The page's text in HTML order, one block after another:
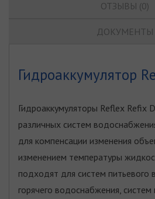
ОТЗЫВЫ (0)
ДОКУМЕНТЫ
Гидроаккумулятор
Гидроаккумуляторы Reflex Refix
различных систем
для компенсации изменения
изменением температуры
подходят для систем питьевого
горячего водоснабжения,